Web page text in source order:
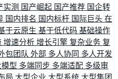
实测 国产崛起 国产推荐 国企转
国内排名 国内标杆 国际巨头 在
于云原生 基于低代码 基础操作
增速分析 增长引擎 复杂业务 复
包团队 外部 多人协同 多人开发
型 多端同步 多端适配 多级审
局 大型企业 大型系统 大型集团